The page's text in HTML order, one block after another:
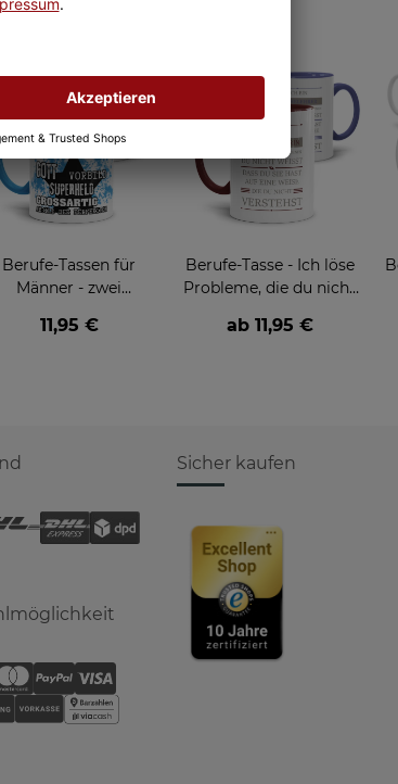
Berufe-Tassen für
Männer - zwei
11,95 €
Berufe-Tasse - Ich löse
Probleme, die du nicht
verschiedene Berufe
ab 11,95 €
Sicher kaufen